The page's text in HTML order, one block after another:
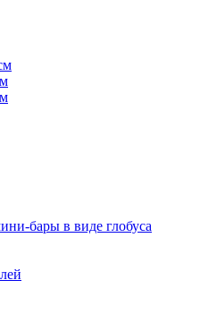
бары в виде глобуса